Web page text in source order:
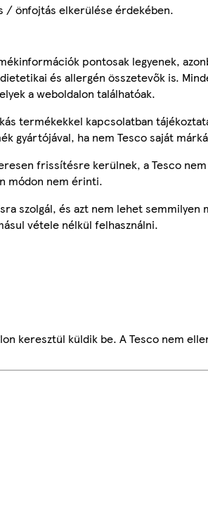
/ önfojtás elkerülése érdekében.
pontosak legyenek,
és allergén összetevők is.
a weboldalon találhatóak.
termékekkel kapcsolatban
gyártójával, ha nem Tesco saját
frissítésre kerülnek, a Tesco
módon nem érinti.
szolgál, és azt nem lehet semmilyen
vétele nélkül felhasználni.
keresztül küldik be. A Tesco nem